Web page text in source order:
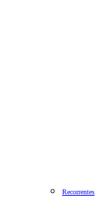
Recorrentes